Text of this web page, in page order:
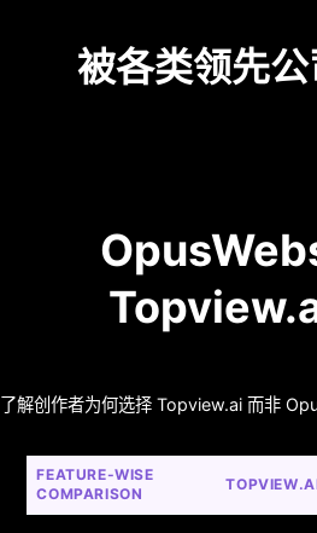
被各类领先
了解创作者为何选择 Topview.ai 而非
FEATURE-WISE
COMPARISON